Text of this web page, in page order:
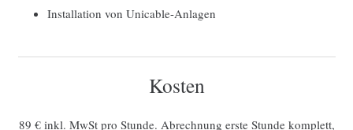
Installation von Unicable-Anlagen
Kosten
89 € inkl. MwSt pro Stunde. Abrechnung erste Stunde komplett,